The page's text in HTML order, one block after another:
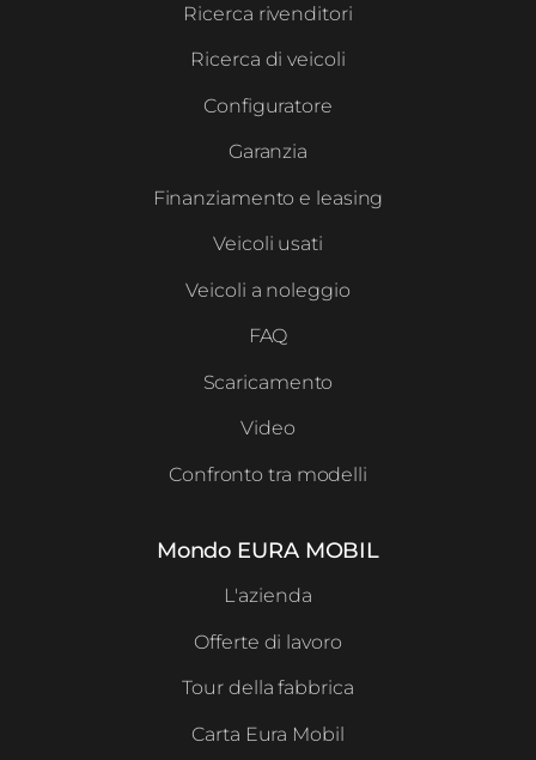
Ricerca rivenditori
Ricerca di veicoli
Configuratore
Garanzia
Finanziamento e leasing
Veicoli usati
Veicoli a noleggio
FAQ
Scaricamento
Video
Confronto tra modelli
Mondo EURA MOBIL
L'azienda
Offerte di lavoro
Tour della fabbrica
Carta Eura Mobil